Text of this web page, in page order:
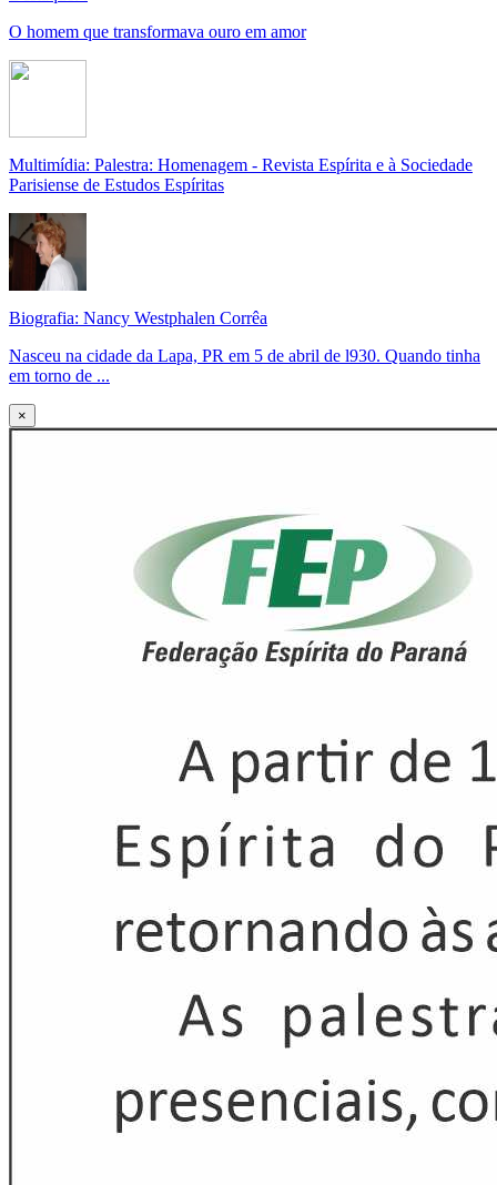
O homem que transformava ouro em amor
Multimídia: Palestra: Homenagem - Revista Espírita e à Sociedade
Parisiense de Estudos Espíritas
Biografia: Nancy Westphalen Corrêa
Nasceu na cidade da Lapa, PR em 5 de abril de l930. Quando tinha
em torno de ...
×